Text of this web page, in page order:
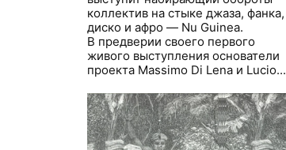
коллектив на стыке джаза, фанка,
диско и афро — Nu Guinea.
В предверии своего первого
живого выступления основатели
проекта Massimo Di Lena и Lucio...